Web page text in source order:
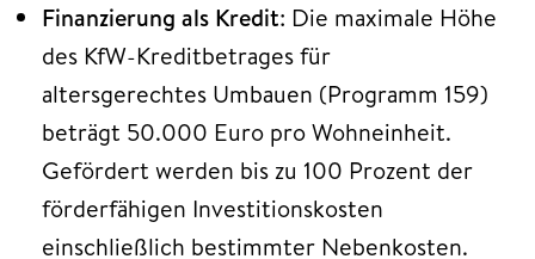
Finanzierung als Kredit: Die maximale Höhe
des KfW-Kreditbetrages für
altersgerechtes Umbauen (Programm 159)
beträgt 50.000 Euro pro Wohneinheit.
Gefördert werden bis zu 100 Prozent der
förderfähigen Investitionskosten
einschließlich bestimmter Nebenkosten.